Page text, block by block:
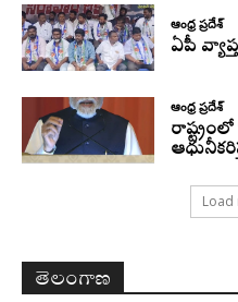
ఆంధ్ర ప్రదేశ్
ఏపీ
ఆంధ్ర ప్రదేశ్
రాష్ట్రంలో
Load
తెలంగాణ